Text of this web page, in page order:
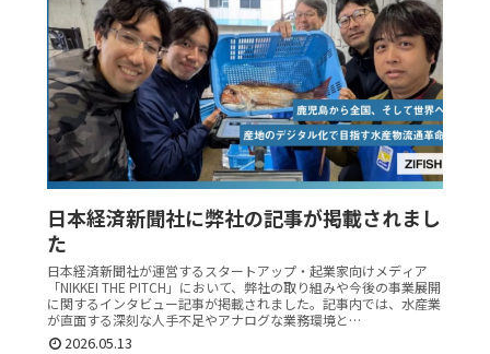
日本経済新聞社に弊社の記事が掲載されまし
た
日本経済新聞社が運営するスタートアップ・起業家向けメディア
「NIKKEI THE PITCH」において、弊社の取り組みや今後の事業展開
に関するインタビュー記事が掲載されました。記事内では、水産業
が直面する深刻な人手不足やアナログな業務環境と…
2026.05.13